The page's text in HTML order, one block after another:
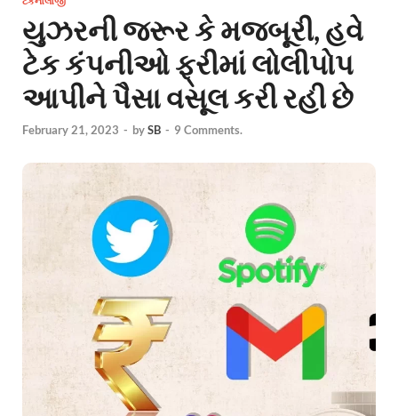
યુઝરની જરૂર કે મજબૂરી, હવે
ટેક કંપનીઓ ફ્રીમાં લોલીપોપ
આપીને પૈસા વસૂલ કરી રહી છે
February 21, 2023 - bySB - 9 Comments.